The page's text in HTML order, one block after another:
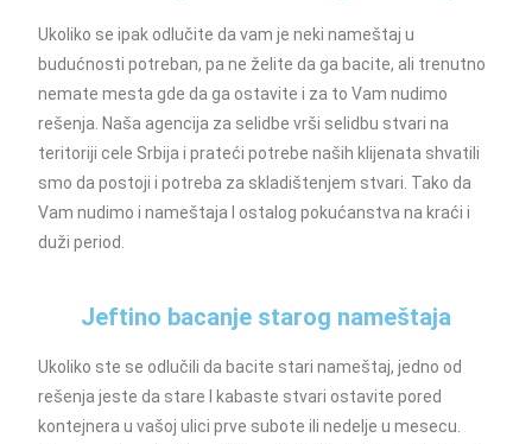
Ukoliko se ipak odlučite da vam je neki nameštaj u
budućnosti potreban, pa ne želite da ga bacite, ali trenutno
nemate mesta gde da ga ostavite i za to Vam nudimo
rešenja. Naša agencija za selidbe vrši selidbu stvari na
teritoriji cele Srbija i prateći potrebe naših klijenata shvatili
smo da postoji i potreba za skladištenjem stvari. Tako da
Vam nudimo i nameštaja I ostalog pokućanstva na kraći i
duži period.
Jeftino bacanje starog nameštaja
Ukoliko ste se odlučili da bacite stari nameštaj, jedno od
rešenja jeste da stare I kabaste stvari ostavite pored
kontejnera u vašoj ulici prve subote ili nedelje u mesecu.